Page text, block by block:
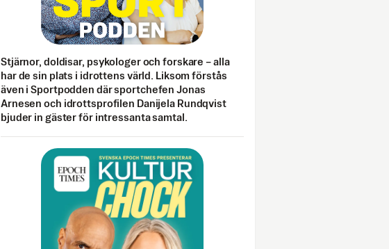
Stjärnor, doldisar, psykologer och forskare – alla
har de sin plats i idrottens värld. Liksom förstås
även i Sportpodden där sportchefen Jonas
Arnesen och idrottsprofilen Danijela Rundqvist
bjuder in gäster för intressanta samtal.